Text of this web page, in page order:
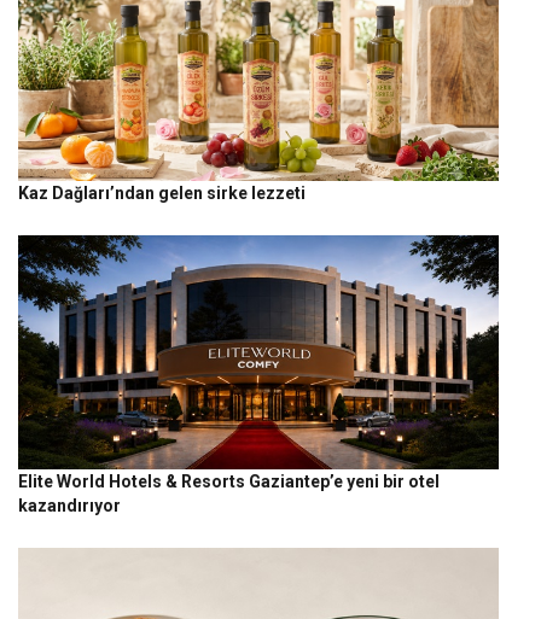
Kaz Dağları’ndan gelen sirke lezzeti
Elite World Hotels & Resorts Gaziantep’e yeni bir otel
kazandırıyor